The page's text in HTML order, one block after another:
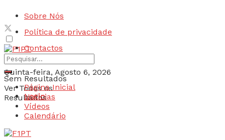
Sobre Nós
Política de privacidade
Contactos
Quinta-feira, Agosto 6, 2026
Login
Sem Resultados
Ver Todos os
Resultados
Página Inicial
Notícias
Vídeos
Calendário